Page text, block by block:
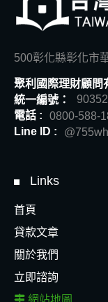
500彰化縣彰化市
聚利國際理財顧問
統一編號：
電話 :
0800-588-
Line ID :
Links
首頁
貸款文章
關於我們
立即諮詢